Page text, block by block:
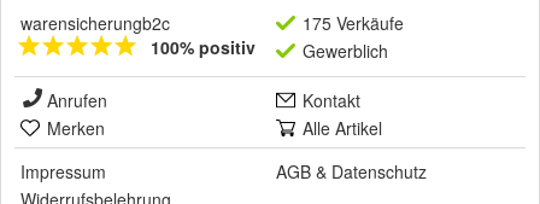
warensicherungb2c
100% positiv
175 Verkäufe
Gewerblich
Anrufen
Kontakt
Merken
Alle Artikel
Impressum
AGB & Datenschutz